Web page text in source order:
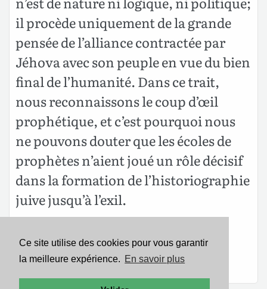
Ce site utilise des cookies pour vous garantir
la meilleure expérience. En savoir plus
il procède uniquement de la grande
pensée de l’alliance contractée par
Jéhova avec son peuple en vue du bien
final de l’humanité. Dans ce trait,
nous reconnaissons le coup d’œil
prophétique, et c’est pourquoi nous
ne pouvons douter que les écoles de
prophètes n’aient joué un rôle décisif
dans la formation de l’historiographie
juive jusqu’à l’exil.
Lire Josue 1